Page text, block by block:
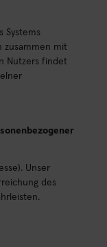
Systems
zusammen mit
Nutzers findet
Unser
des